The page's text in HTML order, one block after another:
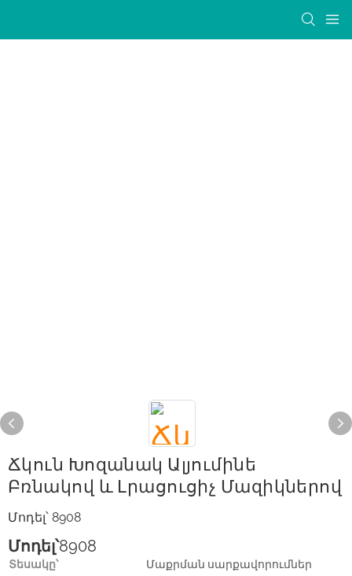
Ճկուն Խոզանակ Ալյումինե
Բռնակով ԵՒ Լրացուցիչ Մազիկներով
Մոդել՝ 8908
Մոդել՝8908
Տեսակը՝
Մաքրման սարքավորումներ